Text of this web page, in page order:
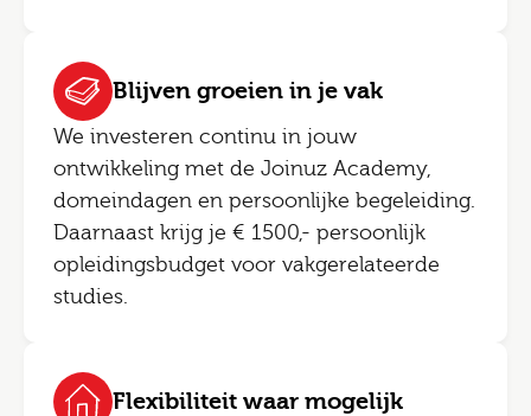
Blijven groeien in je vak
We investeren continu in jouw
ontwikkeling met de Joinuz Academy,
domeindagen en persoonlijke begeleiding.
Daarnaast krijg je € 1500,- persoonlijk
opleidingsbudget voor vakgerelateerde
studies.
Flexibiliteit waar mogelijk